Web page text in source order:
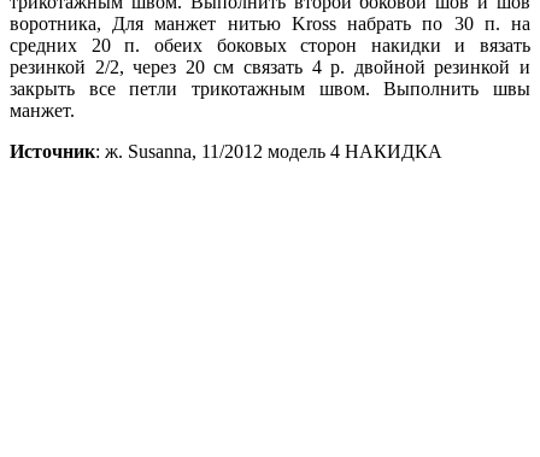
воротника, Для манжет нитью Kross набрать по 30 п. на
средних 20 п. обеих боковых сторон накидки и вязать
резинкой 2/2, через 20 см связать 4 р. двойной резинкой и
закрыть все петли трикотажным швом. Выполнить швы
манжет.
Источник: ж. Susanna, 11/2012 модель 4 НАКИДКА